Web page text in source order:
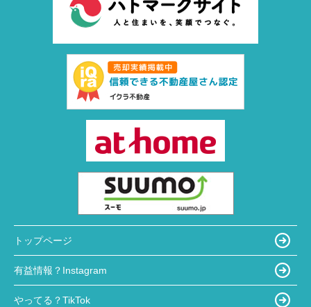
トップページ
有益情報？Instagram
やってる？TikTok